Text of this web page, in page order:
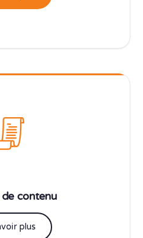
contenu
plus